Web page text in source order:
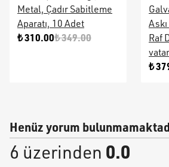
Metal, Çadır Sabitleme
Aparatı, 10 Adet
₺ 310.00₺ 349.00
Raf
₺
Henüz yorum
6 üzerinden 0.0